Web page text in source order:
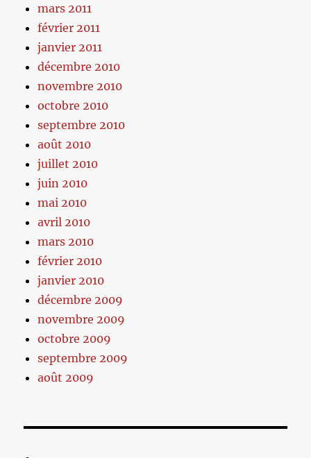
mars 2011
février 2011
janvier 2011
décembre 2010
novembre 2010
octobre 2010
septembre 2010
août 2010
juillet 2010
juin 2010
mai 2010
avril 2010
mars 2010
février 2010
janvier 2010
décembre 2009
novembre 2009
octobre 2009
septembre 2009
août 2009